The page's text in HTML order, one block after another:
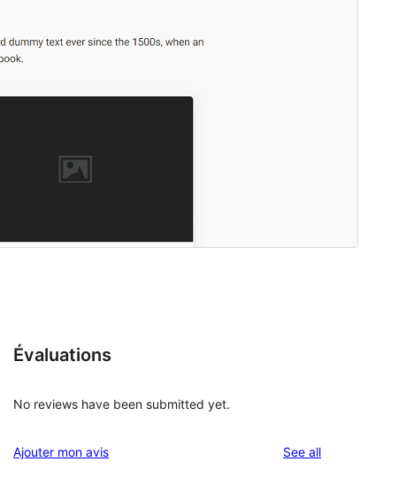
Évaluations
No reviews have been submitted yet.
Ajouter mon avis See allreviews